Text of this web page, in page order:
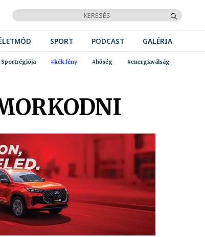
SPORT PODCAST GALÉRIA
Sportrégiója #kék fény #hőség #energiaválság